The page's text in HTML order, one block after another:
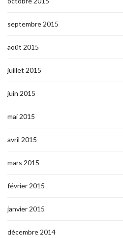
septembre 2015
août 2015
juillet 2015
juin 2015
mai 2015
avril 2015
mars 2015
février 2015
janvier 2015
décembre 2014